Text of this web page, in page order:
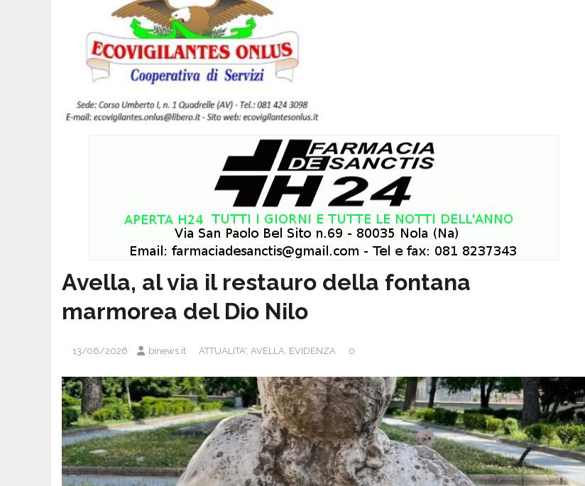
Avella, al via il restauro della fontana
marmorea del Dio Nilo
13/06/2026 binews.it ATTUALITA', AVELLA, EVIDENZA 0